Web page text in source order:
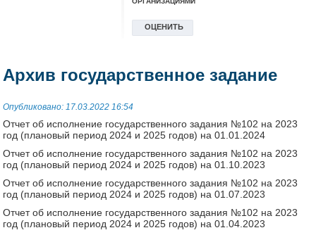
Архив государственное задание
Опубликовано: 17.03.2022 16:54
Отчет об исполнение государственного задания №102 на 2023
год (плановый период 2024 и 2025 годов) на 01.01.2024
Отчет об исполнение государственного задания №102 на 2023
год (плановый период 2024 и 2025 годов) на 01.10.2023
Отчет об исполнение государственного задания №102 на 2023
год (плановый период 2024 и 2025 годов) на 01.07.2023
Отчет об исполнение государственного задания №102 на 2023
год (плановый период 2024 и 2025 годов) на 01.04.2023